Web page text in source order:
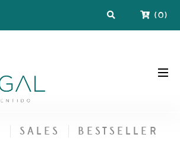
(0)
SALES BESTSELLER